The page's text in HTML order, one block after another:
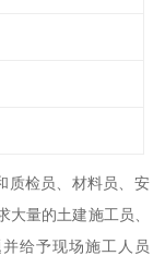
质检员、材料员、安
大量的土建施工员、
给予现场施工人员